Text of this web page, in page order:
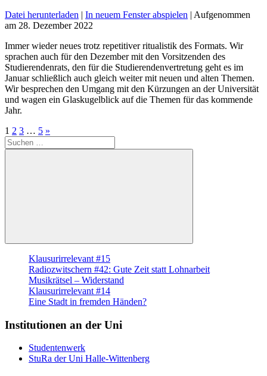
Datei herunterladen | In neuem Fenster abspielen | Aufgenommen
am 28. Dezember 2022
Immer wieder neues trotz repetitiver ritualistik des Formats. Wir
sprachen auch für den Dezember mit den Vorsitzenden des
Studierendenrats, den für die Studierendenvertretung geht es im
Januar schließlich auch gleich weiter mit neuen und alten Themen.
Wir besprechen den Umgang mit den Kürzungen an der Universität
und wagen ein Glaskugelblick auf die Themen für das kommende
Jahr.
Seitennummerierung
der
1 2 3 … 5 Nächste
»
Suche
nach:
Suchen
Klausurirrelevant #15
Radiozwitschern #42: Gute Zeit statt Lohnarbeit
Musikrätsel – Widerstand
Klausurirrelevant #14
Eine Stadt in fremden Händen?
Institutionen an der Uni
Studentenwerk
StuRa der Uni Halle-Wittenberg